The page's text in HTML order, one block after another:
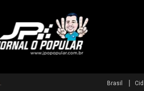
. Brasil